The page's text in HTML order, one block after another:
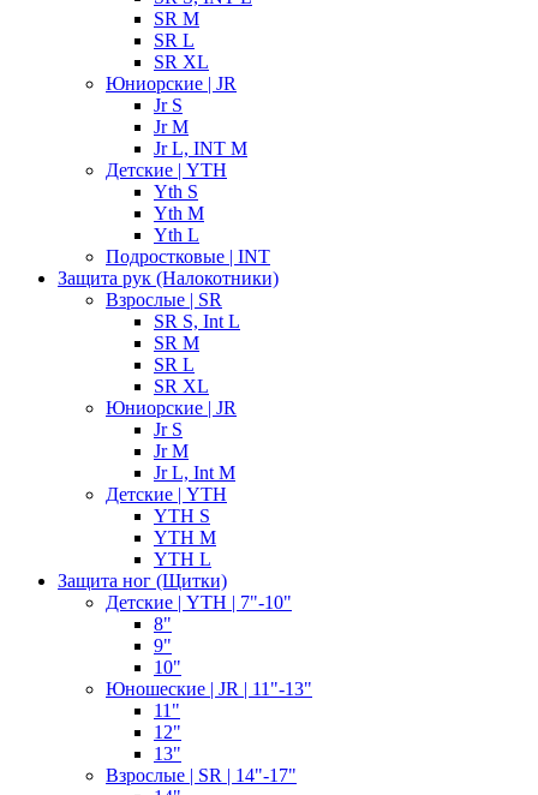
SR M
SR L
SR XL
Юниорские | JR
Jr S
Jr M
Jr L, INT M
Детские | YTH
Yth S
Yth M
Yth L
Подростковые | INT
Защита рук (Налокотники)
Взрослые | SR
SR S, Int L
SR M
SR L
SR XL
Юниорские | JR
Jr S
Jr M
Jr L, Int M
Детские | YTH
YTH S
YTH M
YTH L
Защита ног (Щитки)
Детские | YTH | 7"-10"
8"
9"
10"
Юношеские | JR | 11"-13"
11"
12"
13"
Взрослые | SR | 14"-17"